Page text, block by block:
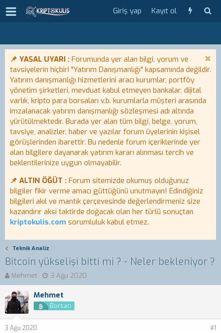
Giriş yap Kayıt ol
📌 YASAL UYARI : Forumunda yer alan bilgi, yorum ve
tavsiyelerin hiçbiri "Yatırım Danışmanlığı" kapsamında değildir.
Yatırım danışmanlığı hizmetlerini aracı kurumlar, portföy
yönetim şirketleri, mevduat kabul etmeyen bankalar, dijital
varlık, kripto para borsaları v.b. kurumlarla müşteri arasında
imzalanacak yatırım danışmanlığı sözleşmesi adı altında
yürütülmektedir. Burada yer alan tüm bilgi, belge, yorum,
tavsiye, analizler, haber ve yazılar forum üyelerinin kişisel
görüşlerinden ibarettir. Bu nedenle forum içeriklerinde yer
alan bilgilere dayanarak yatırım kararı alınması tercih ve
beklentilerinize uygun olmayabilir.
📌 ALTIN ÖĞÜT : Forum sitemizde okumuş olduğunuz
bilgiler fikir verme amacı güttüğünü unutmayın! Edindiğiniz
bilgileri akıl ve mantık çerçevesinde değerlendirmeniz size
kazandırır aksi taktirde doğacak olan her türlü sonuçtan
kriptokulis.com sorumluluk kabul etmez.
Teknik Analiz
Bitcoin yükselişi bitti mi ? - Neler bekleniyor ?
K
o
n
b
y
u
Mehmet
B
a
ş
l
a
n
3 Ağu 2020
Mehmet
Borsacı
3 Ağu 2020 #1